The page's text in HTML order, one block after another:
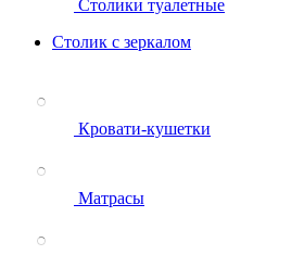
Столики туалетные
Столик с зеркалом
Кровати-кушетки
Матрасы